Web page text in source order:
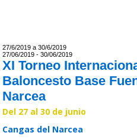
27/6/2019 a 30/6/2019
27/06/2019 - 30/06/2019
XI Torneo
Baloncesto Base
Narcea
Del 27 al 30 de junio
Cangas del Narcea